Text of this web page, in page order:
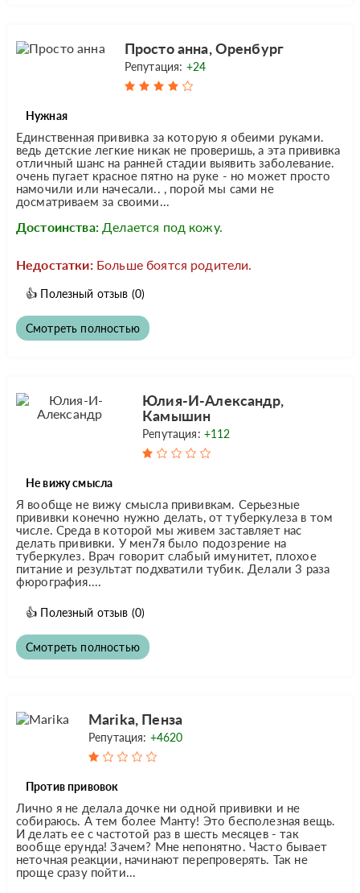
Просто анна, Оренбург
Репутация: +24
Нужная
Единственная прививка за которую я обеими руками.
ведь детские легкие никак не проверишь, а эта прививка
отличный шанс на ранней стадии выявить заболевание.
очень пугает красное пятно на руке - но может просто
намочили или начесали.. , порой мы сами не
досматриваем за своими...
Достоинства: Делается под кожу.
Недостатки: Больше боятся родители.
👍 Полезный отзыв (0)
Смотреть полностью
Юлия-И-Александр,
Камышин
Репутация: +112
Не вижу смысла
Я вообще не вижу смысла прививкам. Серьезные
прививки конечно нужно делать, от туберкулеза в том
числе. Среда в которой мы живем заставляет нас
делать прививки. У мен7я было подозрение на
туберкулез. Врач говорит слабый имунитет, плохое
питание и результат подхватили тубик. Делали 3 раза
фюрография....
👍 Полезный отзыв (0)
Смотреть полностью
Marika, Пенза
Репутация: +4620
Против привовок
Лично я не делала дочке ни одной прививки и не
собираюсь. А тем более Манту! Это бесполезная вещь.
И делать ее с частотой раз в шесть месяцев - так
вообще ерунда! Зачем? Мне непонятно. Часто бывает
неточная реакции, начинают перепроверять. Так не
проще сразу пойти...